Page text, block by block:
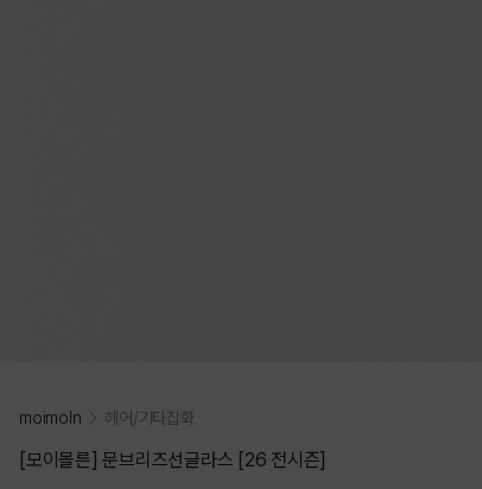
moimoln 헤어/기타잡화
[모이몰른] 문브리즈선글라스 [26 전시즌]